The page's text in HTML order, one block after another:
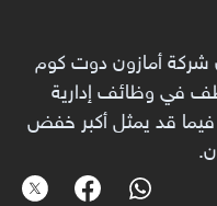
شركة أمازون دوت كوم
في وظائف إدارية
فيما قد يمثل أكبر خفض